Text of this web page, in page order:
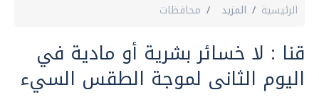
الرئيسية المزيد محافظات
قنا : لا خسائر بشرية أو مادية في
اليوم الثانى لموجة الطقس السيء